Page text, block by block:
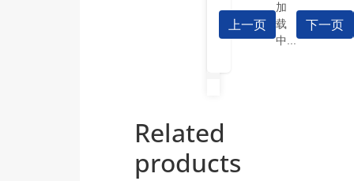
上一页
加
载
中...
下一页
Related
products